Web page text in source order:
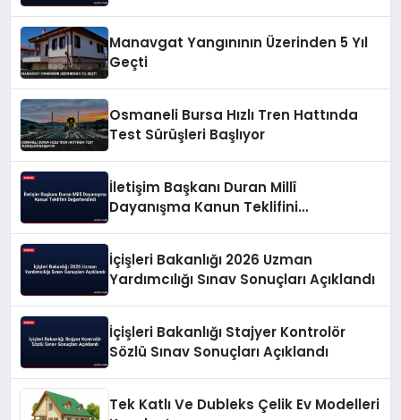
Manavgat Yangınının Üzerinden 5 Yıl
Geçti
Osmaneli Bursa Hızlı Tren Hattında
Test Sürüşleri Başlıyor
İletişim Başkanı Duran Millî
Dayanışma Kanun Teklifini
İçişleri Bakanlığı 2026 Uzman
Yardımcılığı Sınav Sonuçları Açıklandı
İçişleri Bakanlığı Stajyer Kontrolör
Sözlü Sınav Sonuçları Açıklandı
Tek Katlı Ve Dubleks Çelik Ev Modelleri